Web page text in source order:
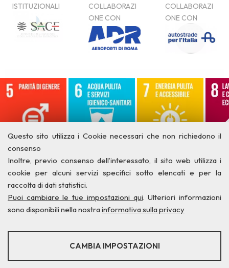
Questo sito utilizza i Cookie necessari che non richiedono il
consenso
Inoltre, previo consenso dell’interessato, il sito web utilizza i
cookie per alcuni servizi specifici sotto elencati e per la
raccolta di dati statistici.
Puoi cambiare le tue impostazioni qui. Ulteriori informazioni
sono disponibili nella nostrainformativa sulla privacy
STATISTICHE
CAMBIA IMPOSTAZIONI